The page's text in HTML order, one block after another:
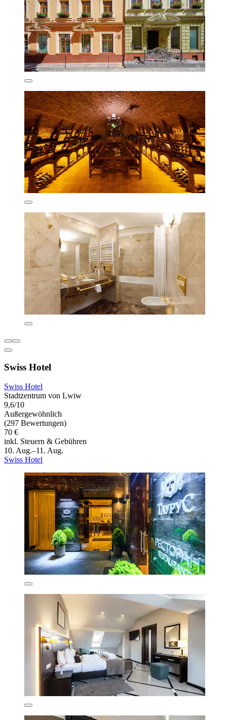
Swiss Hotel
Swiss Hotel
Stadtzentrum von Lwiw
9,6/10
Außergewöhnlich
(297 Bewertungen)
70 €
inkl. Steuern & Gebühren
10. Aug.–11. Aug.
Swiss Hotel